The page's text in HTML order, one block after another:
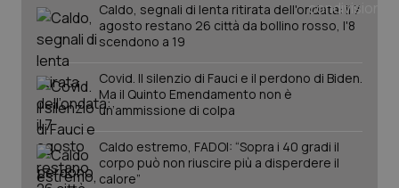
Caldo, segnali di lenta ritirata dell'ondata: il 7
agosto restano 26 città da bollino rosso, l'8
scendono a 19
Covid. Il silenzio di Fauci e il perdono di Biden.
Ma il Quinto Emendamento non è
un’ammissione di colpa
Caldo estremo, FADOI: “Sopra i 40 gradi il
corpo può non riuscire più a disperdere il
calore”
tracking-sites-ironfish-
tracking-enable
www.quotidianosanita.it
session-id